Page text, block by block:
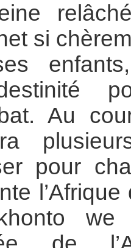
si
Au
pour